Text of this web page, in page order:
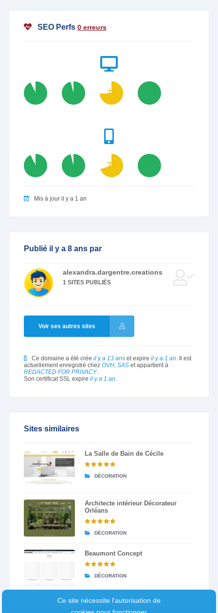
SEO Perfs 0 erreurs
93 96 74
93 96 70
Mis à jour il y a 1 an
Publié il y a 8 ans par
alexandra.dargentre.creations
1 SITES PUBLIÉS
Voir ses autres sites
Ce domaine a été crée il y a 13 anset expire il y a 1 an. Il est
actuellement enregistré chez OVH, SASet appartient à
REDACTED FOR PRIVACY.
Son certificat SSL expire il y a 1 an.
Sites similaires
La Salle de Bain de Cécile
DÉCORATION
Architecte intérieur Décorateur
Orléans
DÉCORATION
Beaumont Concept
DÉCORATION
Ce site nécessite l'autorisation de